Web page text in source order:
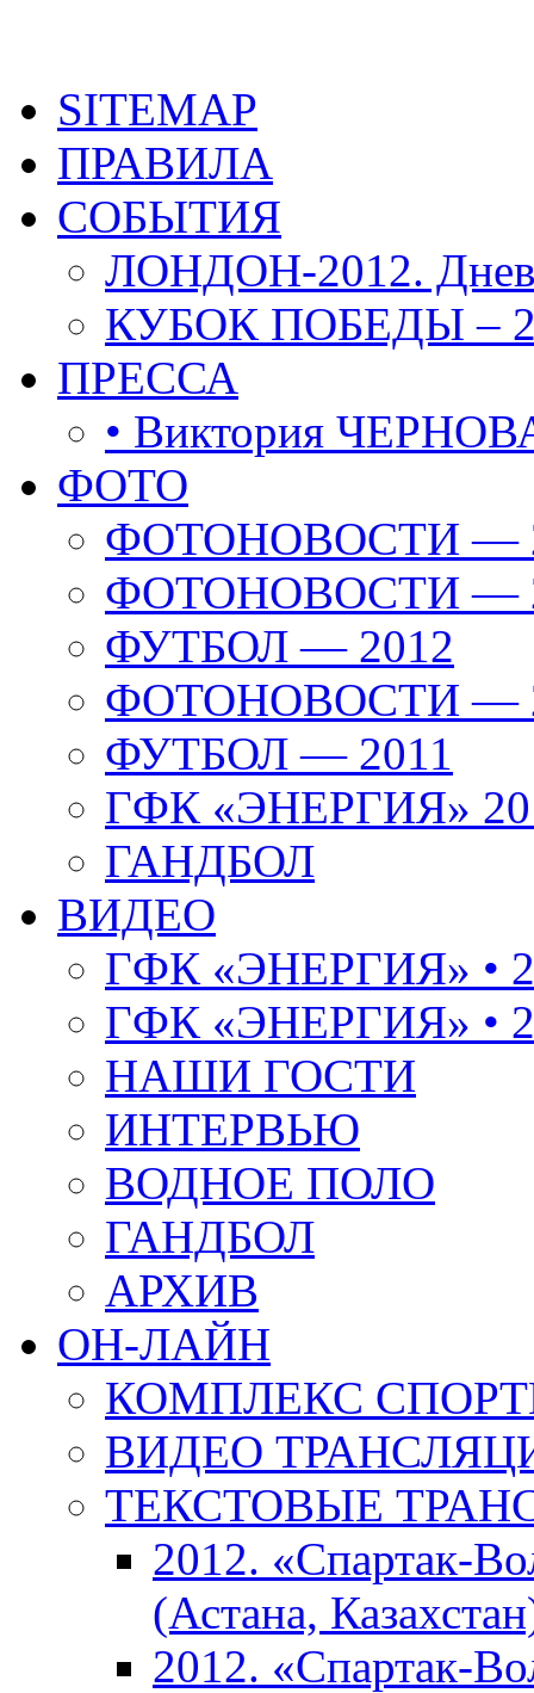
SITEMAP
ПРАВИЛА
СОБЫТИЯ
ЛОНДОН-2012.
КУБОК ПОБЕДЫ –
ПРЕССА
• Виктория
ФОТО
ФОТОНОВОСТИ —
ФОТОНОВОСТИ —
ФУТБОЛ — 2012
ФОТОНОВОСТИ —
ФУТБОЛ — 2011
ГФК «ЭНЕРГИЯ»
ГАНДБОЛ
ВИДЕО
ГФК «ЭНЕРГИЯ» •
ГФК «ЭНЕРГИЯ» •
НАШИ ГОСТИ
ИНТЕРВЬЮ
ВОДНОЕ ПОЛО
ГАНДБОЛ
АРХИВ
ОН-ЛАЙН
КОМПЛЕКС
ВИДЕО
ТЕКСТОВЫЕ
2012. «Спартак-
(Астана,
2012. «Спартак-